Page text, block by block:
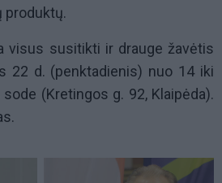
produktų.
visus susitikti ir drauge žavėtis
22 d. (penktadienis) nuo 14 iki
(Kretingos g. 92, Klaipėda).